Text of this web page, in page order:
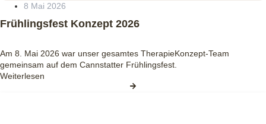
8 Mai 2026
Frühlingsfest Konzept 2026
Am 8. Mai 2026 war unser gesamtes TherapieKonzept‑Team
gemeinsam auf dem Cannstatter Frühlingsfest.
Weiterlesen